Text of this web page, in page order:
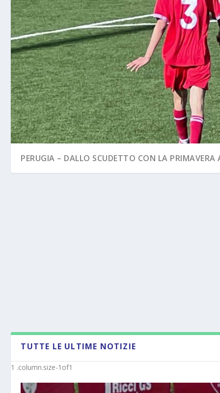
PERUGIA – DALLO SCUDETTO CON LA PRIMAVERA
TUTTE LE ULTIME NOTIZIE